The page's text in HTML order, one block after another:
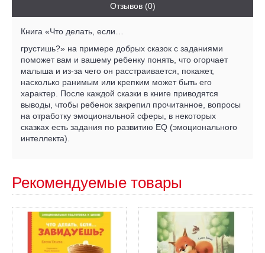
Отзывов (0)
Книга «Что делать, если…
грустишь?» на примере добрых сказок с заданиями
поможет вам и вашему ребенку понять, что огорчает
малыша и из-за чего он расстраивается, покажет,
насколько ранимым или крепким может быть его
характер. После каждой сказки в книге приводятся
выводы, чтобы ребенок закрепил прочитанное, вопросы
на отработку эмоциональной сферы, в некоторых
сказках есть задания по развитию EQ (эмоционального
интеллекта).
Рекомендуемые товары